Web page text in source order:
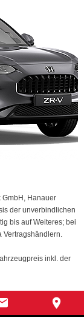
Hanauer
der unverbindlichen
bis auf Weiteres; bei
Vertragshändlern.
inkl. der